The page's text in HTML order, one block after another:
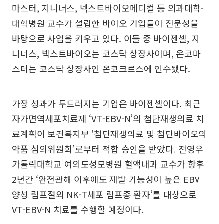
마스터, 지니너스, 넥스트바이오메디컬 등 의과대학·
대학병원 교수가 설립한 바이오 기업들이 전문성을
바탕으로 사업을 키우고 있다. 이들 중 바이젠셀, 지
니너스, 넥스트바이오는 코스닥 상장사이며, 온코마
스터는 코스닥 상장사인 온코크로스에 인수됐다.
가장 성과가 두드러지는 기업은 바이젠셀이다. 최근
자가면역세포치료제 ‘VT-EBV-N’의 첨단재생의료 치
료계획이 보건복지부 ‘첨단재생의료 및 첨단바이오의
약품 심의위원회’로부터 적합 승인을 받았다. 전영우
가톨릭대학교 여의도성모병원 혈액내과 교수가 향후
2년간 ‘완전관해 이후에도 재발 가능성이 높은 EBV
양성 림프절외 NK·T세포 림프종 환자’를 대상으로
VT-EBV-N 치료를 수행할 예정이다.